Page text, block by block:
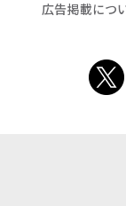
広告掲載につ